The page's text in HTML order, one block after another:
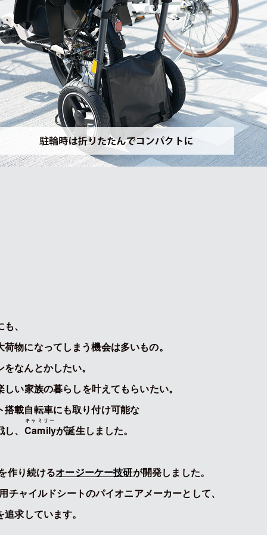
、
物になってしまう機会は多いもの。
なんとかしたい。
い家族の暮らしを叶えてもらいたい。
載自転車にも取り付け可能な
、 Camily
キャミリー
が誕生しました。
作り続けるオージーケー技研が開発しました。
チャイルドシートのパイオニアメーカーとして、
求しています。